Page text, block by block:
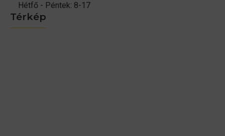
Térkép
Hétfő - Péntek: 8-17